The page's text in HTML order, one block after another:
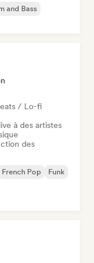
and Bass
/ Lo-fi
à des artistes
des
French Pop
Funk